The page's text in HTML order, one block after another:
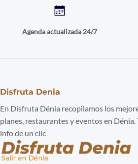
Agenda actualizada 24/7
Disfruta Denia
En Disfruta Dénia recopilamos los
planes, restaurantes y eventos en Dénia.
info de un clic